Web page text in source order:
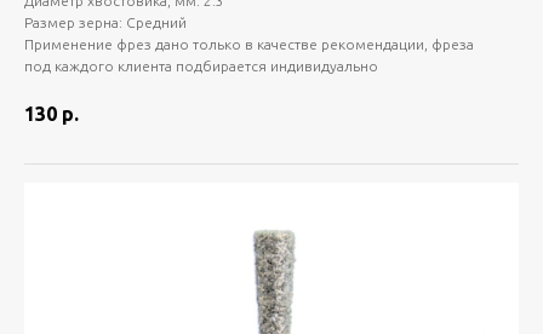
Размер зерна: Средний
Применение фрез дано только в качестве рекомендации, фреза
под каждого клиента подбирается индивидуально
130 р.